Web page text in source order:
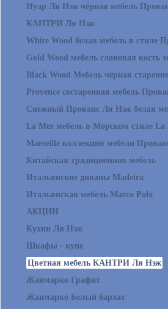
Нуар Ля Нэж чёрная мебель
КАНТРИ Ля Нэж
White Wood белая мебель в стиле
Gold Wood мебель слоновая кость
Black Wood Мебель чёрная старение
Provence состаренная мебель
Снежный Прованс Ля Нэж белая
La Mer мебель в Морском стиле La
Marseille коллекция мебели
Китайская традиционная мебель
Итальянские диваны Madeira
Итальянская мебель Marco Polo
АКЦИИ
Кухни Ля Нэж
Шкафы - купе
Цветная мебель КАНТРИ Ля Нэж
Жанмарко Графит
Жанмарко Белый бархат